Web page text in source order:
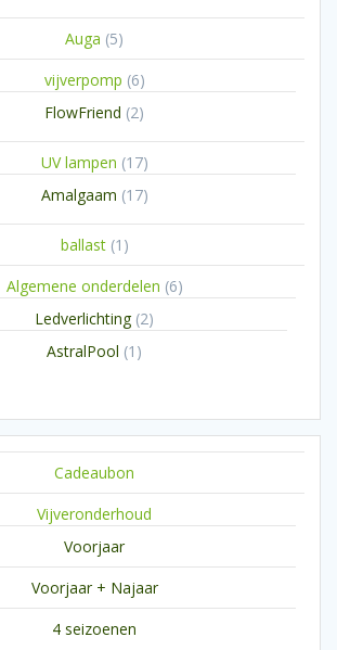
Auga 55
producten
vijverpomp 66
FlowFriend 22
UV lampen 1717
Amalgaam 1717
ballast 1 1
product
Algemene onderdelen 66
Ledverlichting 22
AstralPool 1 1
Cadeaubon
Vijveronderhoud
Voorjaar
Voorjaar + Najaar
4 seizoenen